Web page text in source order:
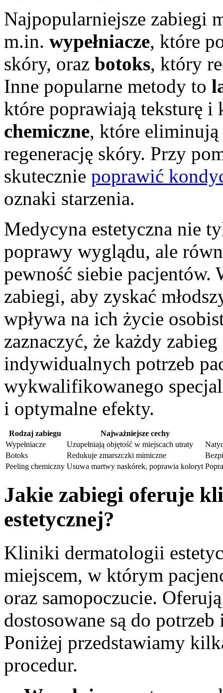
Najpopularniejsze zabiegi
m.in. wypełniacze, które
skóry, oraz botoks, który
Inne popularne metody to
które poprawiają teksturę
chemiczne, które
regenerację skóry. Przy
skutecznie poprawić
oznaki starzenia.
Medycyna estetyczna nie
poprawy wyglądu, ale
pewność siebie pacjentów.
zabiegi, aby zyskać
wpływa na ich życie
zaznaczyć, że każdy
indywidualnych potrzeb
wykwalifikowanego
i optymalne efekty.
Rodzaj zabiegu
Najważniejsze cechy
Wypełniacze
Uzupełniają objętość w miejscach utraty
Botoks
Redukuje zmarszczki mimiczne
Peeling chemiczny Usuwa martwy naskórek, poprawia koloryt
Jakie zabiegi oferuje
estetycznej?
Kliniki dermatologii
miejscem, w którym
oraz samopoczucie.
dostosowane są do
Poniżej przedstawiamy
procedur.